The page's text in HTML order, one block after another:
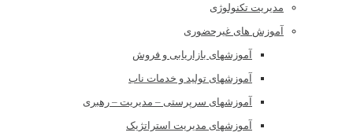
مدیریت تکنولوژی
آموزش های غیرحضوری
آموزشهای بازاریابی و فروش
آموزشهای تولید و خدمات ناب
آموزشهای سرپرستی – مدیریت – رهبری
آموزشهای مدیریت استراتژیک